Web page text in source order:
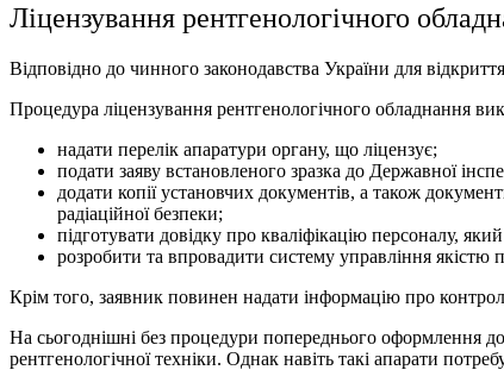
Ліцензування рентгенологічного
Відповідно до чинного законодавства України для
Процедура ліцензування рентгенологічного обладнання
надати перелік апаратури органу, що ліцензує;
подати заяву встановленого зразка до Державної
додати копії установчих документів, а також
радіаційної безпеки;
підготувати довідку про кваліфікацію персоналу,
розробити та впровадити систему управління якістю
Крім того, заявник повинен надати інформацію про
На сьогоднішні без процедури попереднього оформлення
рентгенологічної техніки. Однак навіть такі апарати